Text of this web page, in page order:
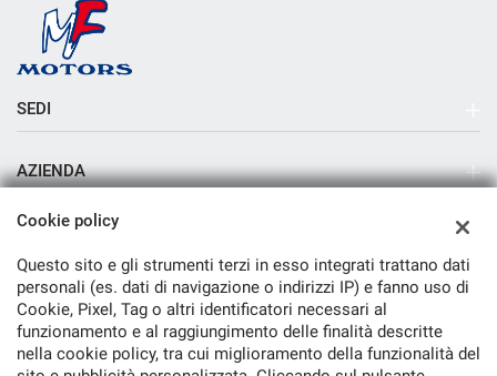
SEDI
AZIENDA
Azienda
Contatti
TORNA IN CIMA
Cookie policy
Questo sito e gli strumenti terzi in esso integrati trattano dati
personali (es. dati di navigazione o indirizzi IP) e fanno uso di
Cookie, Pixel, Tag o altri identificatori necessari al
funzionamento e al raggiungimento delle finalità descritte
nella cookie policy, tra cui miglioramento della funzionalità del